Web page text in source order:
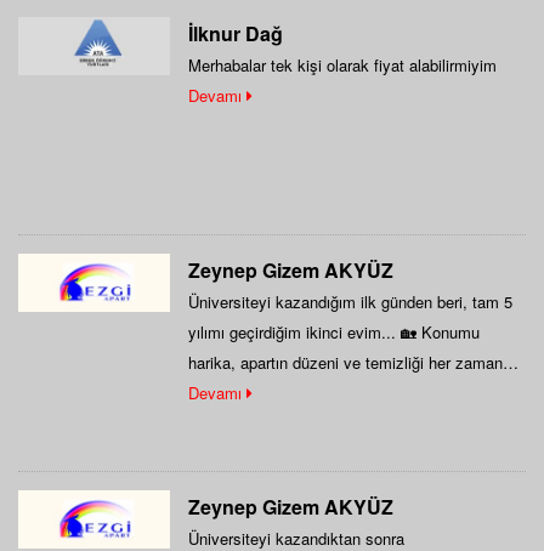
İlknur Dağ
Merhabalar tek kişi olarak fiyat alabilirmiyim
Devamı
Zeynep Gizem AKYÜZ
Üniversiteyi kazandığım ilk günden beri, tam 5
yılımı geçirdiğim ikinci evim... 🏡 Konumu
harika, apartın düzeni ve temizliği her zaman…
Devamı
Zeynep Gizem AKYÜZ
Üniversiteyi kazandıktan sonra